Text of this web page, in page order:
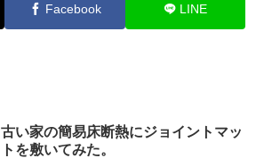
Facebook LINE
古い家の簡易床断熱にジョイントマッ
トを敷いてみた。